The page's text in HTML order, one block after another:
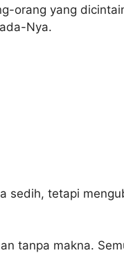
orang yang
Nya.
sedih, tetapi
tanpa makna.